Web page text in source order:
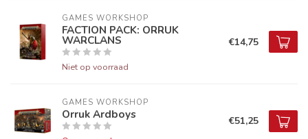
GAMES WORKSHOP
FACTION PACK: ORRUK
WARCLANS
Niet op voorraad
€14,75
GAMES WORKSHOP
Orruk Ardboys €51,25